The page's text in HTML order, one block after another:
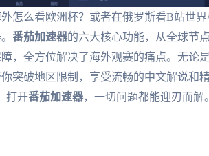
怎么看欧洲杯？或者在俄罗斯看B站世
番茄加速器的六大核心功能，从全球节
，全方位解决了海外观赛的痛点。无论
突破地区限制，享受流畅的中文解说和
打开番茄加速器，一切问题都能迎刃而解。